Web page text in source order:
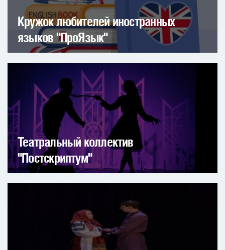
Кружок любителей иностранных
языков "ПроЯзык"
Театральный коллектив
"Постскриптум"